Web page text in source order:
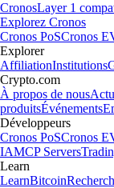
CronosLayer 1
Explorez Cronos
Cronos PoSCronos
Explorer
AffiliationInstitutions
Crypto.com
À propos de nous
produitsÉvénements
Développeurs
Cronos PoSCronos
IAMCP Servers
Learn
LearnBitcoin